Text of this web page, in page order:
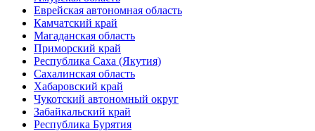
Еврейская автономная область
Камчатский край
Магаданская область
Приморский край
Республика Саха (Якутия)
Сахалинская область
Хабаровский край
Чукотский автономный округ
Забайкальский край
Республика Бурятия